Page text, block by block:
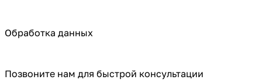
Обработка данных
Позвоните нам для быстрой консультации